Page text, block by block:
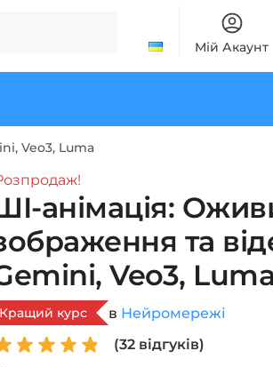
Мій Акаунт
Veo3, Luma
анімація:
та
Veo3, Luma
Кращий курс в Нейромережі
(32 відгуків)